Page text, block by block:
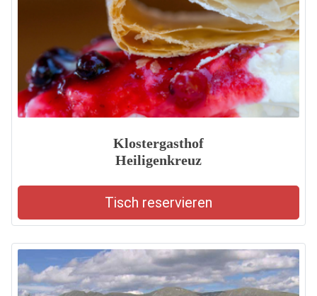
Klostergasthof
Heiligenkreuz
Tisch reservieren